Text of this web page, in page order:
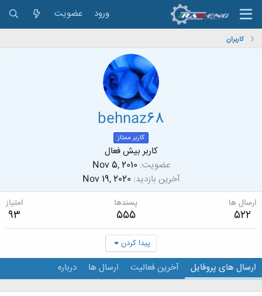
ورود عضویت
کاربران
behnaz68
کاربر ممتاز
کاربر بیش فعال
عضویت Nov 5, 2010
آخرین بازدید Nov 19, 2020
ارسال ها
522
پسندها
555
امتیاز
93
پیدا کردن
ارسال های پروفایل آخرین فعالیت ارسال ها درباره